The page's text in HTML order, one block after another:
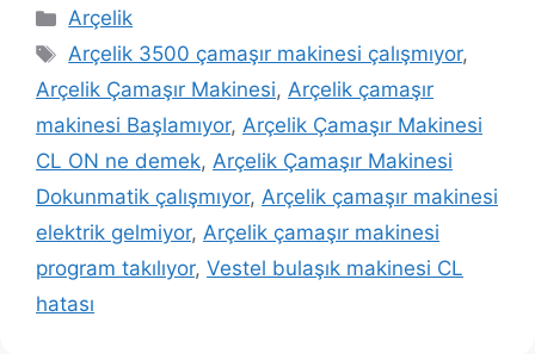
Kategoriler
Arçelik
Etiketler
Arçelik 3500 çamaşır makinesi çalışmıyor,
Arçelik Çamaşır Makinesi, Arçelik çamaşır
makinesi Başlamıyor, Arçelik Çamaşır Makinesi
CL ON ne demek, Arçelik Çamaşır Makinesi
Dokunmatik çalışmıyor, Arçelik çamaşır makinesi
elektrik gelmiyor, Arçelik çamaşır makinesi
program takılıyor, Vestel bulaşık makinesi CL
hatası